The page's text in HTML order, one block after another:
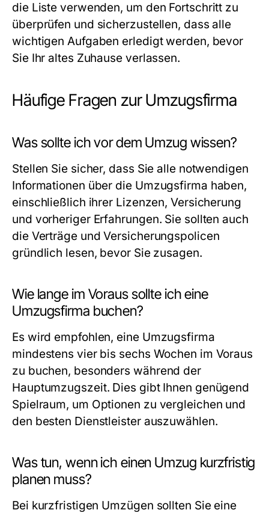
die Liste verwenden, um den Fortschritt zu
überprüfen und sicherzustellen, dass alle
wichtigen Aufgaben erledigt werden, bevor
Sie Ihr altes Zuhause verlassen.
Häufige Fragen zur Umzugsfirma
Was sollte ich vor dem Umzug wissen?
Stellen Sie sicher, dass Sie alle notwendigen
Informationen über die Umzugsfirma haben,
einschließlich ihrer Lizenzen, Versicherung
und vorheriger Erfahrungen. Sie sollten auch
die Verträge und Versicherungspolicen
gründlich lesen, bevor Sie zusagen.
Wie lange im Voraus sollte ich eine
Umzugsfirma buchen?
Es wird empfohlen, eine Umzugsfirma
mindestens vier bis sechs Wochen im Voraus
zu buchen, besonders während der
Hauptumzugszeit. Dies gibt Ihnen genügend
Spielraum, um Optionen zu vergleichen und
den besten Dienstleister auszuwählen.
Was tun, wenn ich einen Umzug kurzfristig
planen muss?
Bei kurzfristigen Umzügen sollten Sie eine